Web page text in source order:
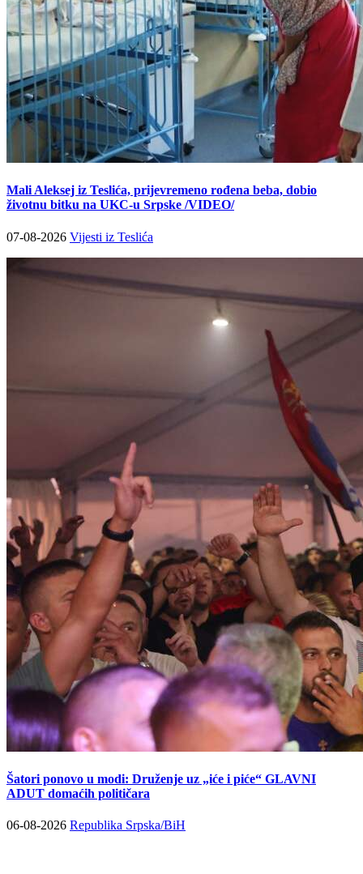
Mali Aleksej iz Teslića, prijevremeno rođena beba, dobio
životnu bitku na UKC-u Srpske /VIDEO/
07-08-2026 Vijesti iz Teslića
Šatori ponovo u modi: Druženje uz „iće i piće“ GLAVNI
ADUT domaćih političara
06-08-2026 Republika Srpska/BiH